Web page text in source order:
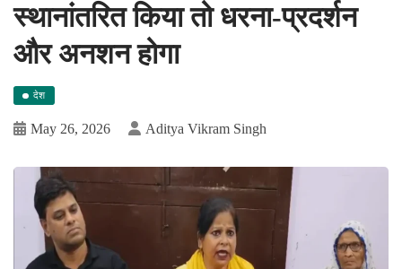
स्थानांतरित किया तो धरना-प्रदर्शन
और अनशन होगा
देश
May 26, 2026 Aditya Vikram Singh